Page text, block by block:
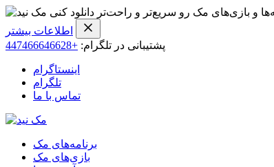
و بازی‌های مک رو سریع‌تر و راحت‌تر دانلود کنی
اطلاعات بیشتر
پشتیبانی در تلگرام: +447466646628
اینستاگرام
تلگرام
تماس با ما
برنامه‌های مک
بازی‌های مک